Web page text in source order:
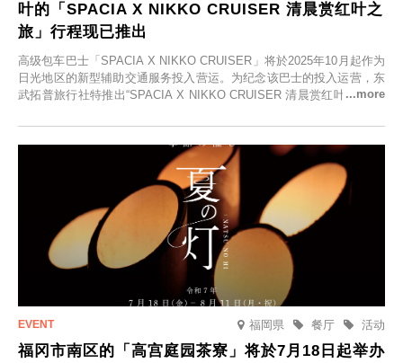
叶的「SPACIA X NIKKO CRUISER 清晨赏红叶之
旅」行程现已推出
高级包车巴士「SPACIA X NIKKO CRUISER」将於2025年10月起作为
日光地区的新型辅助交通服务投入营运。为纪念该巴士的投入运营，东
武拓普旅行社特推出“SPACIA X NIKKO CRUISER 清晨赏红叶之旅”，
福岡県 活动
餐厅
福冈市南区的「高宫庭园茶寮」将於7月18日起举办